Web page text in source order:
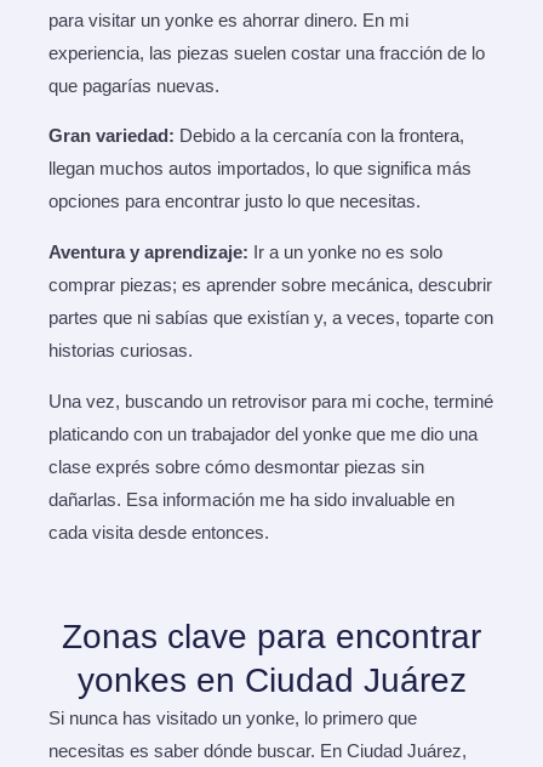
para visitar un yonke es ahorrar dinero. En mi
experiencia, las piezas suelen costar una fracción de lo
que pagarías nuevas.
Gran variedad: Debido a la cercanía con la frontera,
llegan muchos autos importados, lo que significa más
opciones para encontrar justo lo que necesitas.
Aventura y aprendizaje: Ir a un yonke no es solo
comprar piezas; es aprender sobre mecánica, descubrir
partes que ni sabías que existían y, a veces, toparte con
historias curiosas.
Una vez, buscando un retrovisor para mi coche, terminé
platicando con un trabajador del yonke que me dio una
clase exprés sobre cómo desmontar piezas sin
dañarlas. Esa información me ha sido invaluable en
cada visita desde entonces.
Zonas clave para encontrar
yonkes en Ciudad Juárez
Si nunca has visitado un yonke, lo primero que
necesitas es saber dónde buscar. En Ciudad Juárez,